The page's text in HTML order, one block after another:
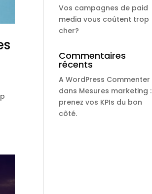
Vos campagnes de paid
media vous coûtent trop
cher?
Commentaires
récents
A WordPress Commenter
dans Mesures marketing :
prenez vos KPIs du bon
côté.